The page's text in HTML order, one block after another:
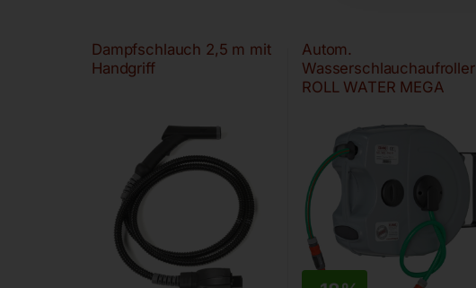
Dampfschlauch 2,5 m mit
Handgriff
Autom.
Wasserschlauchaufroller
ROLL WATER MEGA